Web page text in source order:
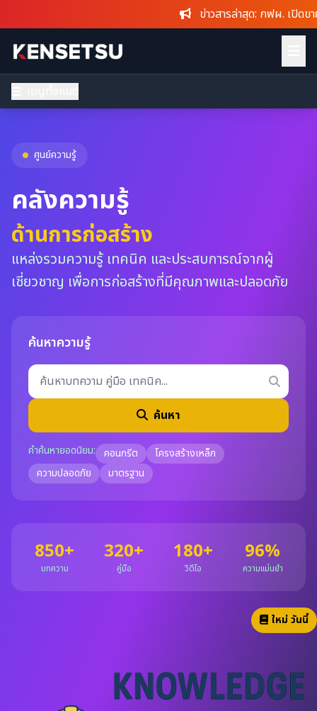
ข่าวสารล่าสุด: กฟผ. เปิดขายของประ
ศูนย์ความรู้
คลังความรู้
ด้านการก่อสร้าง
แหล่งรวมความรู้ เทคนิค และประสบการณ์จากผู้
เชี่ยวชาญ เพื่อการก่อสร้างที่มีคุณภาพและปลอดภัย
ค้นหาความรู้
ค้นหา
คำค้นหายอดนิยม: คอนกรีต
โครงสร้างเหล็ก
ความปลอดภัย
มาตรฐาน
850+
บทความ
320+
คู่มือ
180+
วิดีโอ
96%
ความแม่นยำ
ใหม่ วันนี้